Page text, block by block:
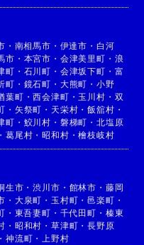
・ 南相馬市 ・ 伊達市 ・ 白河
市 ・ 本宮市 ・ 会津美里町 ・ 浪
町 ・ 石川町 ・ 会津坂下町 ・ 富
町 ・ 鏡石町 ・ 大熊町 ・ 小野
葉町 ・西会津町 ・ 玉川村 ・ 双
・ 矢祭町 ・ 天栄村 ・飯舘村 ・
町 ・ 鮫川村 ・ 磐梯町 ・ 北塩原
・ 葛尾村 ・昭和村 ・檜枝岐村
生市 ・渋川市 ・ 館林市 ・ 藤岡
・ 大泉町 ・ 玉村町 ・邑楽町 ・
・ 東吾妻町 ・ 千代田町 ・ 榛東
・ 昭和村 ・ 草津町 ・長野原
・ 神流町 ・ 上野村